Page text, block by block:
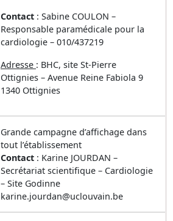
Contact : Sabine COULON –
Responsable paramédicale pour la
cardiologie – 010/437219
Adresse : BHC, site St-Pierre
Ottignies – Avenue Reine Fabiola 9
1340 Ottignies
Grande campagne d’affichage dans
tout l’établissement
Contact : Karine JOURDAN –
Secrétariat scientifique – Cardiologie
– Site Godinne
karine.jourdan@uclouvain.be